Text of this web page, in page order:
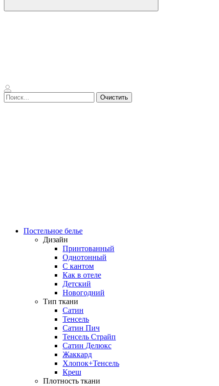
Очистить
Постельное белье
Дизайн
Принтованный
Однотонный
С кантом
Как в отеле
Детский
Новогодний
Тип ткани
Сатин
Тенсель
Сатин Пич
Тенсель Страйп
Сатин Делюкс
Жаккард
Хлопок+Тенсель
Креш
Плотность ткани